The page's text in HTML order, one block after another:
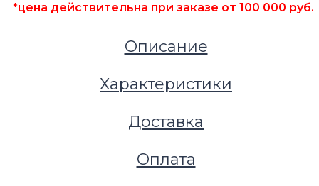
*цена действительна при заказе от 100 000 руб.
Описание
Характеристики
Доставка
Оплата